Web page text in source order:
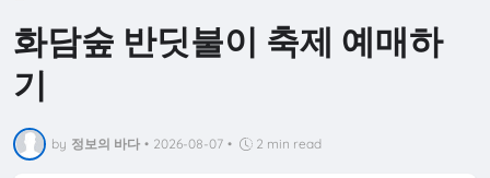
화담숲 반딧불이 축제 예매하
기
by 정보의 바다 • 2026-08-07 • 2 min read